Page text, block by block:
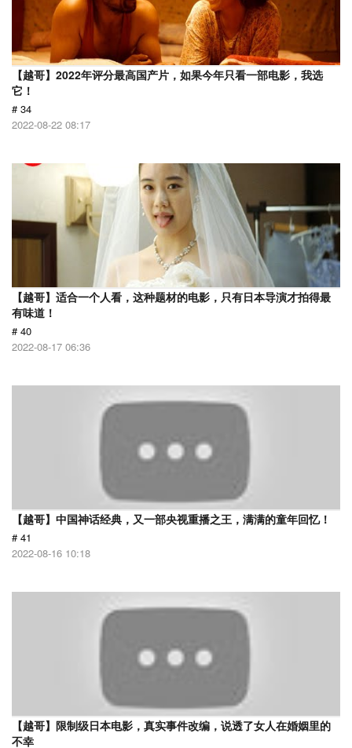
【越哥】2022年评分最高国产片，如果今年只看一部电影，我选
它！
# 34
2022-08-22 08:17
【越哥】适合一个人看，这种题材的电影，只有日本导演才拍得最
有味道！
# 40
2022-08-17 06:36
【越哥】中国神话经典，又一部央视重播之王，满满的童年回忆！
# 41
2022-08-16 10:18
【越哥】限制级日本电影，真实事件改编，说透了女人在婚姻里的
不幸